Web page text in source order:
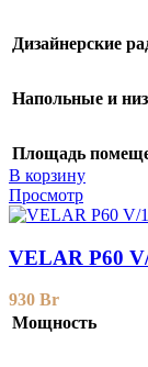
Дизайнерские
Напольные и
Площадь
В корзину
Просмотр
VELAR P60
930 Br
Мощность